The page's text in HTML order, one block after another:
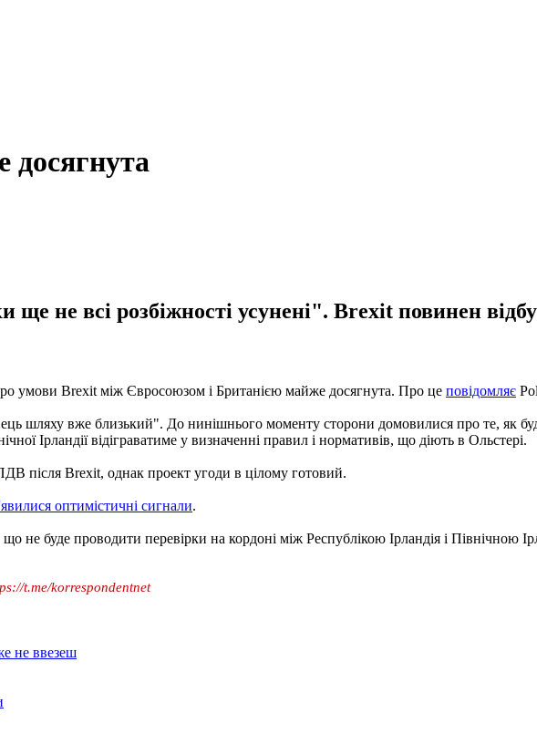
не всі розбіжності усунені". Brexit повинен
умови Brexit між Євросоюзом і Британією майже досягнута. Про це повідомляє
шляху вже близький". До нинішнього моменту сторони домовилися про те, як
Ірландії відіграватиме у визначенні правил і нормативів, що діють в Ольстері.
після Brexit, однак проект угоди в цілому готовий.
оптимістичні сигнали.
що не буде проводити перевірки на кордоні між Республікою Ірландія і Північною
t.me/korrespondentnet
не ввезеш